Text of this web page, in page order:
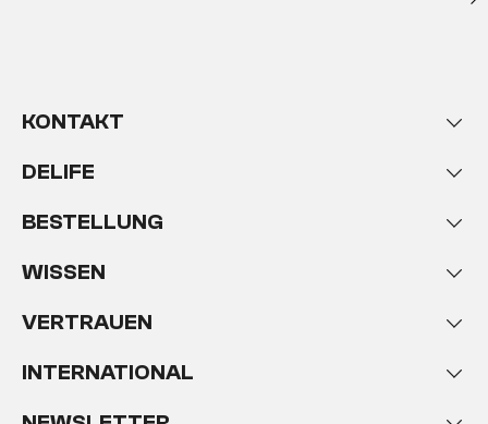
KONTAKT
DELIFE
BESTELLUNG
WISSEN
VERTRAUEN
INTERNATIONAL